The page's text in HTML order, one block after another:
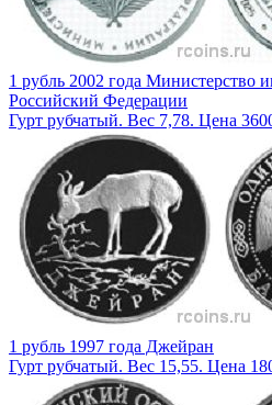
1 рубль 2002 года Министерство
Российский Федерации
Гурт рубчатый. Вес 7,78. Цена
1 рубль 1997 года Джейран
Гурт рубчатый. Вес 15,55. Цена